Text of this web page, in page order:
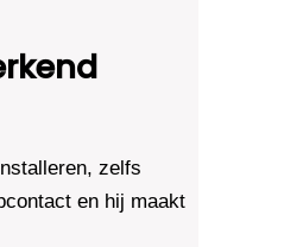
zelfs
en hij maakt